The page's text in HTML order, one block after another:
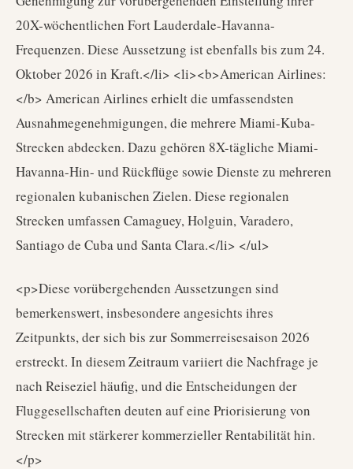
20X-wöchentlichen Fort Lauderdale-Havanna-
Frequenzen. Diese Aussetzung ist ebenfalls bis zum 24.
Oktober 2026 in Kraft.</li> <li><b>American Airlines:
</b> American Airlines erhielt die umfassendsten
Ausnahmegenehmigungen, die mehrere Miami-Kuba-
Strecken abdecken. Dazu gehören 8X-tägliche Miami-
Havanna-Hin- und Rückflüge sowie Dienste zu mehreren
regionalen kubanischen Zielen. Diese regionalen
Strecken umfassen Camaguey, Holguin, Varadero,
Santiago de Cuba und Santa Clara.</li> </ul>
<p>Diese vorübergehenden Aussetzungen sind
bemerkenswert, insbesondere angesichts ihres
Zeitpunkts, der sich bis zur Sommerreisesaison 2026
erstreckt. In diesem Zeitraum variiert die Nachfrage je
nach Reiseziel häufig, und die Entscheidungen der
Fluggesellschaften deuten auf eine Priorisierung von
Strecken mit stärkerer kommerzieller Rentabilität hin.
</p>